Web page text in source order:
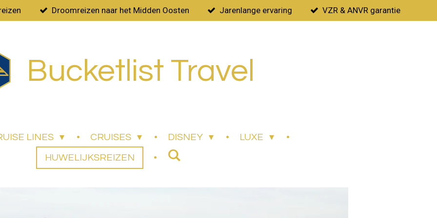
Droomreizen naar het Midden Oosten Jarenlange ervaring VZR & ANVR garantie
Bucketlist Travel
LINES CRUISES DISNEY LUXE
HUWELIJKSREIZEN